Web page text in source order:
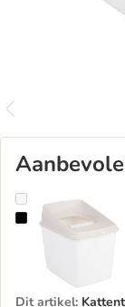
Kattentoilet Big
Dit artikel: